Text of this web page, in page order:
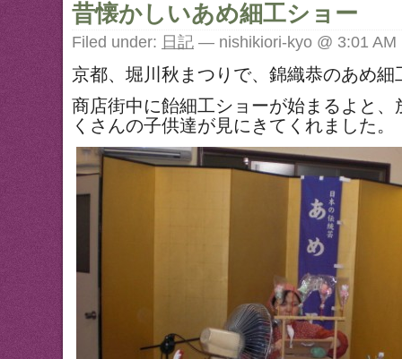
昔懐かしいあめ細工ショー
Filed under: 日記 — nishikiori-kyo @ 3:01 AM
京都、堀川秋まつりで、錦織恭のあめ
商店街中に飴細工ショーが始まるよと
くさんの子供達が見にきてくれました。